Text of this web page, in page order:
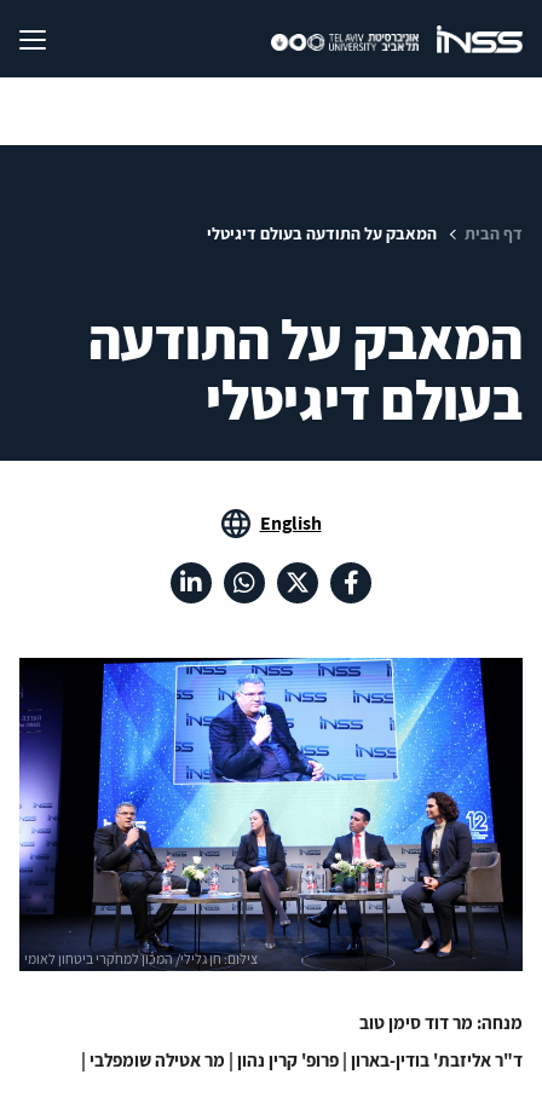
דף הבית המאבק על התודעה בעולם דיגיטלי
המאבק על התודעה
בעולם דיגיטלי
English
מנחה: מר דוד סימן טוב
ד"ר אליזבת' בודין-בארון | פרופ' קרין נהון | מר אטילה שומפלבי |